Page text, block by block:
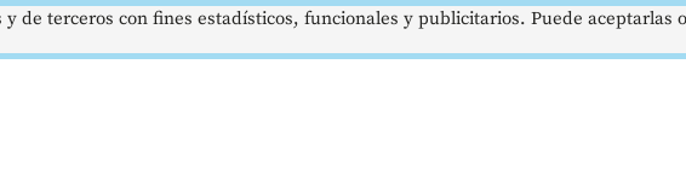
de terceros con fines estadísticos, funcionales y publicitarios. Puede aceptarlas